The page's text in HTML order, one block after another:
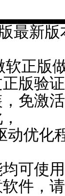
最新
软正版
版验
免激
优化
可使
件，